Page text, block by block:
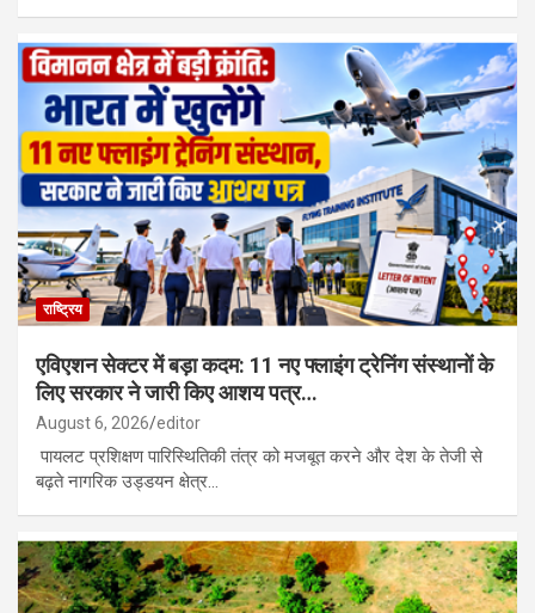
राष्ट्रिय
एविएशन सेक्टर में बड़ा कदम: 11 नए फ्लाइंग ट्रेनिंग संस्थानों के
लिए सरकार ने जारी किए आशय पत्र…
August 6, 2026 editor
पायलट प्रशिक्षण पारिस्थितिकी तंत्र को मजबूत करने और देश के तेजी से
बढ़ते नागरिक उड्डयन क्षेत्र…